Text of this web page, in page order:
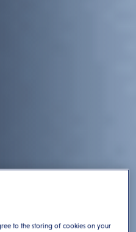
to the storing of cookies on your